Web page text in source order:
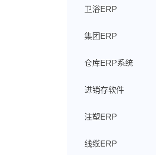
卫浴ERP
集团ERP
仓库ERP系统
进销存软件
注塑ERP
线缆ERP